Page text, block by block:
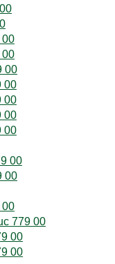
00
00
00
00
00
00
00
00
00
00
779 00
00
00